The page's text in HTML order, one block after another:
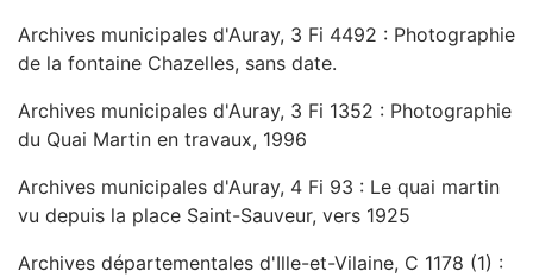
Archives municipales d'Auray, 3 Fi 4492 : Photographie
de la fontaine Chazelles, sans date.
Archives municipales d'Auray, 3 Fi 1352 : Photographie
du Quai Martin en travaux, 1996
Archives municipales d'Auray, 4 Fi 93 : Le quai martin
vu depuis la place Saint-Sauveur, vers 1925
Archives départementales d'Ille-et-Vilaine, C 1178 (1) :